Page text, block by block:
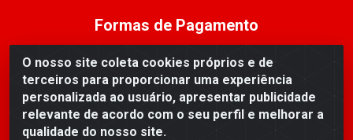
O nosso site coleta cookies próprios e de
terceiros para proporcionar uma experiência
personalizada ao usuário, apresentar publicidade
relevante de acordo com o seu perfil e melhorar a
qualidade do nosso site.
Formas de Pagamento
Ricopeças Comércio de componentes Eletrônicos Ltda -
Rua Alicio Francisco Mafra, 968 - Jardim Taroba,